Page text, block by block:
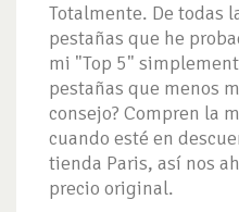
Totalmente. De todas
pestañas que he
mi "Top 5"
pestañas que menos
consejo? Compren la
cuando esté en
tienda Paris, así nos
precio original.